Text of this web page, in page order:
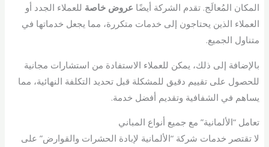
المكان المُعالَج. تقدم الشركة أيضًا عروض خاصة للعملاء الجدد أو
العملاء الذين يحتاجون إلى خدمات متكررة، مما يجعل خدماتها في
متناول الجميع.
بالإضافة إلى ذلك، يمكن للعملاء الاستفادة من استشارات مجانية
للحصول على تقييم دقيق للمشكلة قبل تحديد التكلفة النهائية، مما
يساهم في الشفافية وتقديم أفضل خدمة.
تعامل “الألمانية” مع جميع أنواع المباني
لا تقتصر خدمات شركة “الألمانية لإبادة الحشرات والقوارض” على